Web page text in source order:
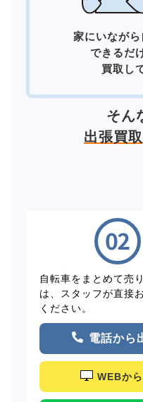
家にいながら
できるだ
買取し
そん
出張買取
自転車をまとめて売
は、スタッフが直接
ください。
電話から
WEBか